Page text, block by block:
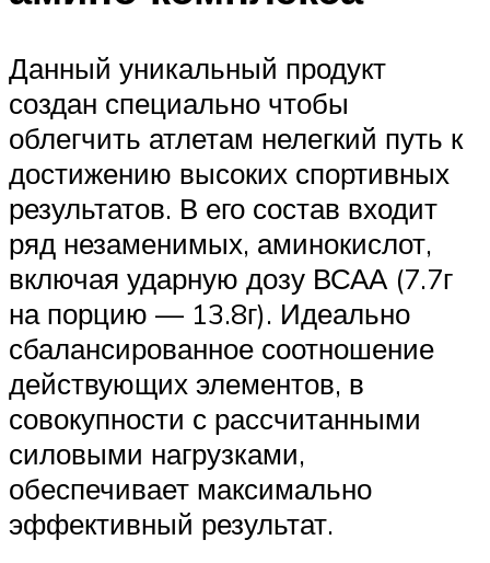
Данный уникальный продукт
создан специально чтобы
облегчить атлетам нелегкий путь к
достижению высоких спортивных
результатов. В его состав входит
ряд незаменимых, аминокислот,
включая ударную дозу ВСАА (7.7г
на порцию — 13.8г). Идеально
сбалансированное соотношение
действующих элементов, в
совокупности с рассчитанными
силовыми нагрузками,
обеспечивает максимально
эффективный результат.